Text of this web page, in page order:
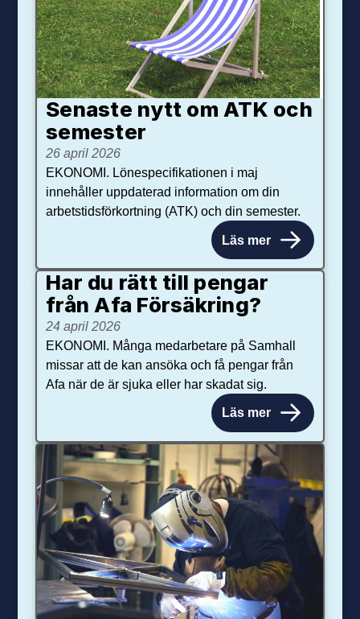
Senaste nytt om ATK och
se­mester
26 april 2026
EKONOMI. Lönespecifikationen i maj
innehåller uppdaterad information om din
arbetstidsförkortning (ATK) och din semester.
Läs mer
Har du rätt till pengar
från Afa Försäkring?
24 april 2026
EKONOMI. Många medarbetare på Samhall
missar att de kan ansöka och få pengar från
Afa när de är sjuka eller har skadat sig.
Läs mer